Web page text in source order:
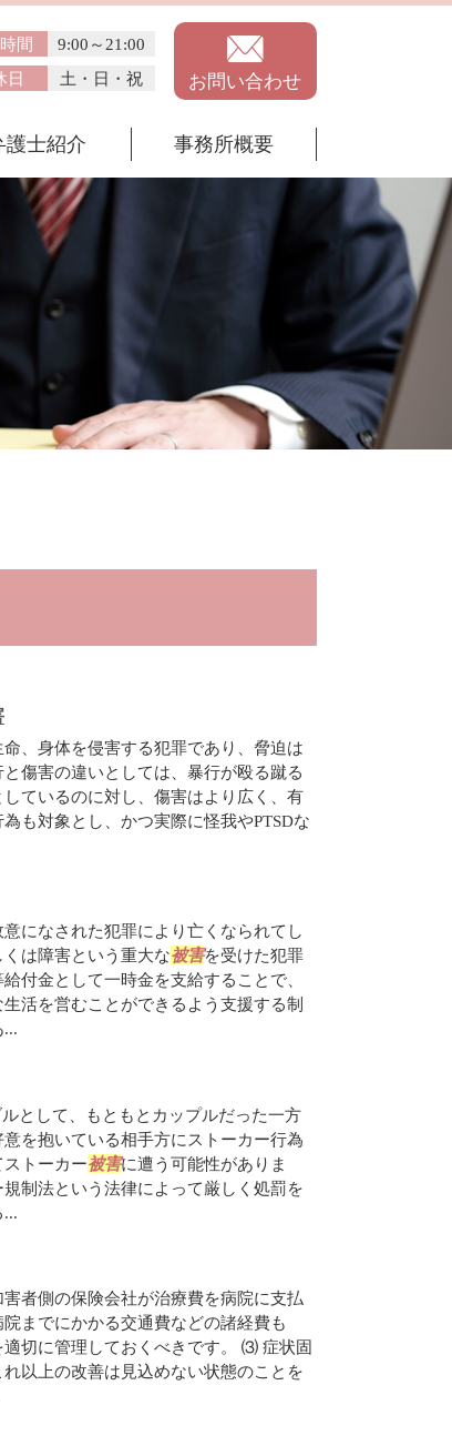
間
9:00～21:00
日
土・日・祝 お問い合わせ
護士紹介 事務所概要
命、身体を侵害する犯罪であり、脅迫は
傷害の違いとしては、暴行が殴る蹴る
ているのに対し、傷害はより広く、有
も対象とし、かつ実際に怪我やPTSDな
になされた犯罪により亡くなられてし
は障害という重大な被害を受けた犯罪
付金として一時金を支給することで、
活を営むことができるよう支援する制
...
として、もともとカップルだった一方
を抱いている相手方にストーカー行為
トーカー被害に遭う可能性がありま
制法という法律によって厳しく処罰を
者側の保険会社が治療費を病院に支払
までにかかる交通費などの諸経費も
切に管理しておくべきです。 ⑶ 症状固
以上の改善は見込めない状態のことを